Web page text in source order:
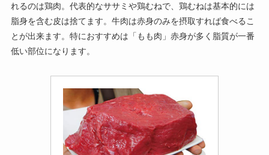
れるのは鶏肉。代表的なササミや鶏むねで、鶏むねは基本的には
脂身を含む皮は捨てます。牛肉は赤身のみを摂取すれば食べるこ
とが出来ます。特におすすめは「もも肉」赤身が多く脂質が一番
低い部位になります。